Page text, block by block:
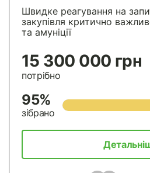
Швидке реагування на
закупівля критично
та амуніції
15 300 000 грн
потрібно
95%
зібрано